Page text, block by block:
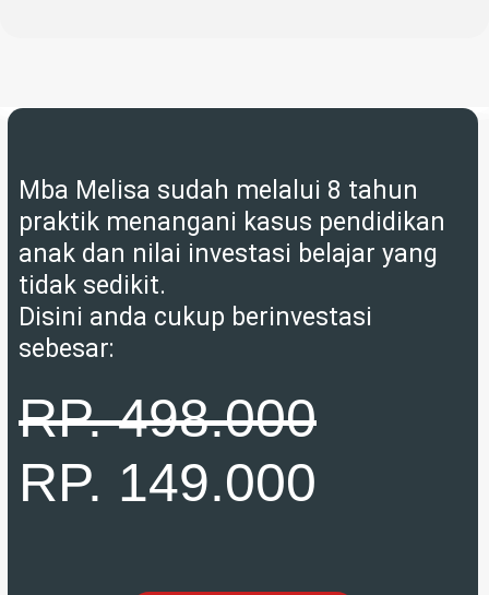
Mba Melisa sudah melalui 8 tahun
praktik menangani kasus pendidikan
anak dan nilai investasi belajar yang
tidak sedikit.
Disini anda cukup berinvestasi
sebesar:
RP. 498.000
RP. 149.000